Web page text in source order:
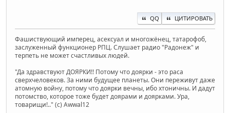
QQ ЦИТИРОВАТЬ
Фашиствующий имперец, асексуал и многожёнец, татарофоб,
заслуженный функционер РПЦ. Слушает радио "Радонеж" и
терпеть не может счастливых людей.
"Да здравствуют ДОЯРКИ!! Потому что доярки - это раса
сверхчеловеков. За ними будущее планеты. Они переживут даже
атомную войну, потому что доярки вечны, ибо хтоничны. И дадут
потомство, которое тоже будет доярами и доярками. Ура,
товарищи!.." (c) Awwal12